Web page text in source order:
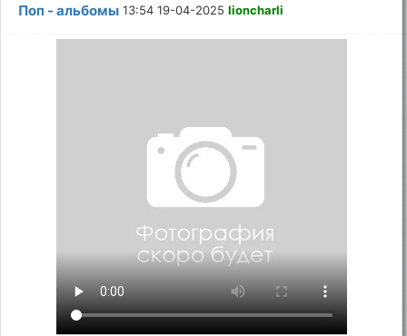
Поп - альбомы 13:54 19-04-2025lioncharli